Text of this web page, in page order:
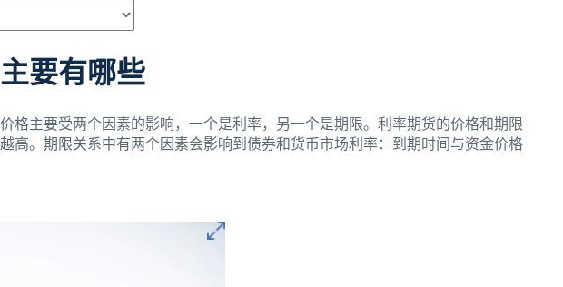
要有哪些
格主要受两个因素的影响，一个是利率，另一个是期限。利率期货的价格和期限
高。期限关系中有两个因素会影响到债券和货币市场利率：到期时间与资金价格